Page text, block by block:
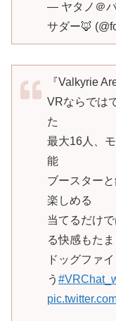
— ヤタノ＠
サダー🦊
『Valkyrie
VRならでは
た
最大16人、
能
ブースター
楽しめる
当てるだけ
る快感もた
ドッグファ
う